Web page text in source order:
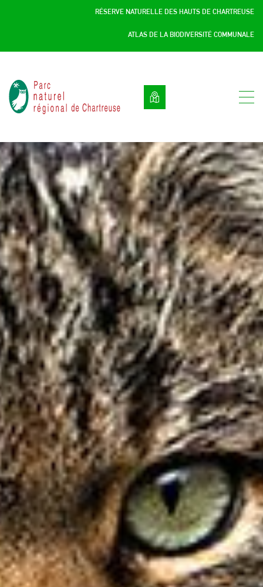
RÉSERVE NATURELLE DES HAUTS DE CHARTREUSE
ATLAS DE LA BIODIVERSITÉ COMMUNALE
Parc
naturel
régional
Chartreuse
:
Savoie
/
Isère,
Rhône
Alpes,
France
Panneau de gestion des cookies